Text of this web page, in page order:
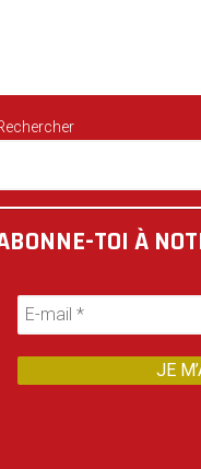
TOI À